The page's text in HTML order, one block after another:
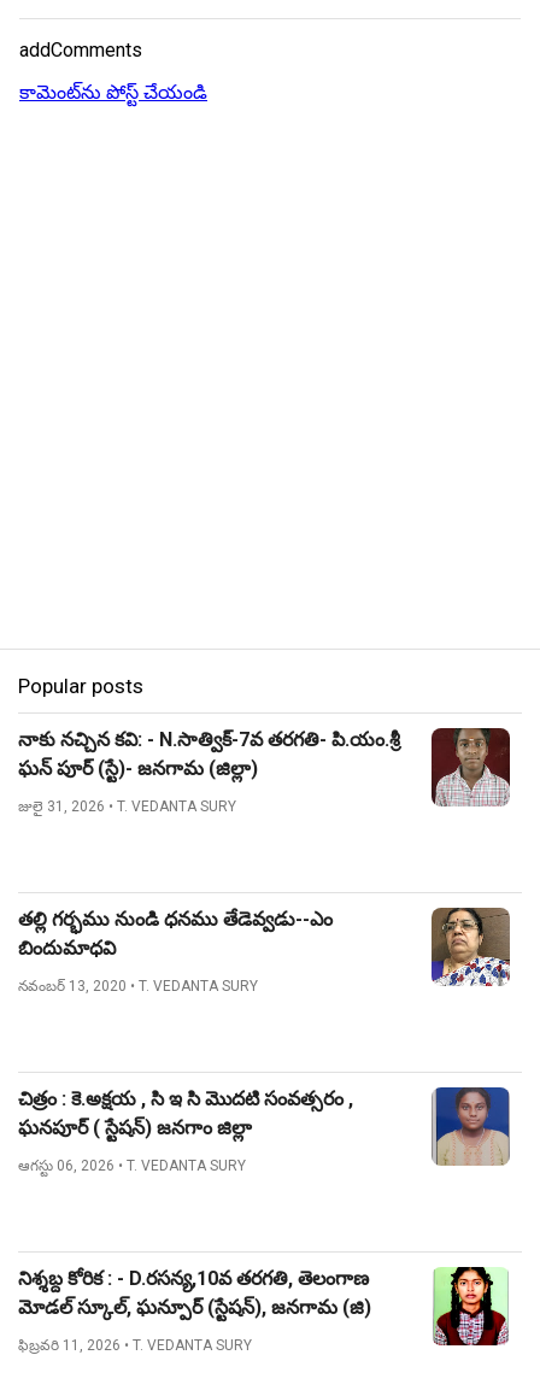
addComments
కామెంట్‌ను పోస్ట్ చేయండి
Popular posts
నాకు నచ్చిన కవి: - N.సాత్విక్-7వ తరగతి- పి.యం.శ్రీ
ఘన్ పూర్ (స్టే)- జనగామ (జిల్లా)
జులై 31, 2026 • T. VEDANTA SURY
తల్లి గర్భము నుండి ధనము తేడెవ్వడు--ఎం
బిందుమాధవి
నవంబర్ 13, 2020 • T. VEDANTA SURY
చిత్రం : కె.అక్షయ , సి ఇ సి మొదటి సంవత్సరం ,
ఘనపూర్ ( స్టేషన్) జనగాం జిల్లా
ఆగస్టు 06, 2026 • T. VEDANTA SURY
నిశ్శబ్ద కోరిక : - D.రసన్య,10వ తరగతి, తెలంగాణ
మోడల్ స్కూల్, ఘన్పూర్ (స్టేషన్), జనగామ (జి)
ఫిబ్రవరి 11, 2026 • T. VEDANTA SURY